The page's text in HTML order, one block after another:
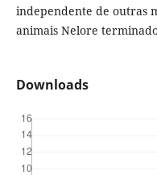
independente de outras
animais Nelore
Downloads